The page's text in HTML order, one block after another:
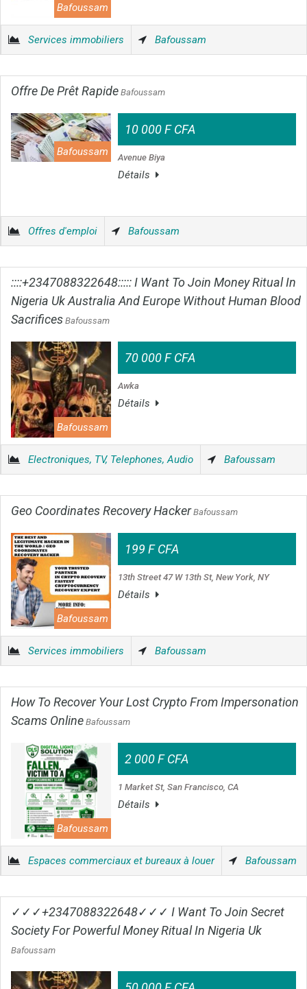
Bafoussam
Services immobiliers Bafoussam
Offre De Prêt Rapide Bafoussam
Bafoussam
10 000 F CFA
Avenue Biya
Détails
Offres d'emploi Bafoussam
::::+2347088322648::::: I Want To Join Money Ritual In
Nigeria Uk Australia And Europe Without Human Blood
Sacrifices Bafoussam
Bafoussam
70 000 F CFA
Awka
Détails
Electroniques, TV, Telephones, Audio Bafoussam
Geo Coordinates Recovery HackerBafoussam
Bafoussam
199 F CFA
13th Street 47 W 13th St, New York, NY
Détails
Services immobiliers Bafoussam
How To Recover Your Lost Crypto From Impersonation
Scams Online Bafoussam
Bafoussam
2 000 F CFA
1 Market St, San Francisco, CA
Détails
Espaces commerciaux et bureaux à louer Bafoussam
✓✓✓+2347088322648✓✓✓ I Want To Join Secret
Society For Powerful Money Ritual In Nigeria Uk
Bafoussam